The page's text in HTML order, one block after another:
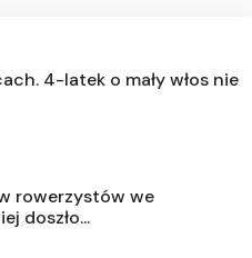
4-latek o mały włos nie
rowerzystów we
doszło...